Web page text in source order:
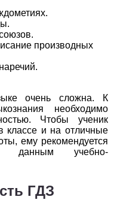
8 9
8 9
8 9 10
11
мир
производных
очень сложна. К
необходимо
Чтобы ученик
классе и на отличные
ему рекомендуется
данным учебно-
ГДЗ